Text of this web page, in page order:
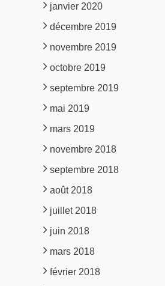
janvier 2020
décembre 2019
novembre 2019
octobre 2019
septembre 2019
mai 2019
mars 2019
novembre 2018
septembre 2018
août 2018
juillet 2018
juin 2018
mars 2018
février 2018